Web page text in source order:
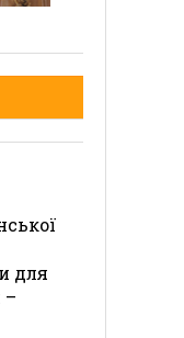
для
–